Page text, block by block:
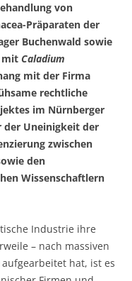
von
Präparaten der
Buchenwald sowie
mit Caladium
mit der Firma
rechtliche
im Nürnberger
der Uneinigkeit der
zwischen
den
Wissenschaftlern
Industrie ihre
– nach massiven
hat, ist es